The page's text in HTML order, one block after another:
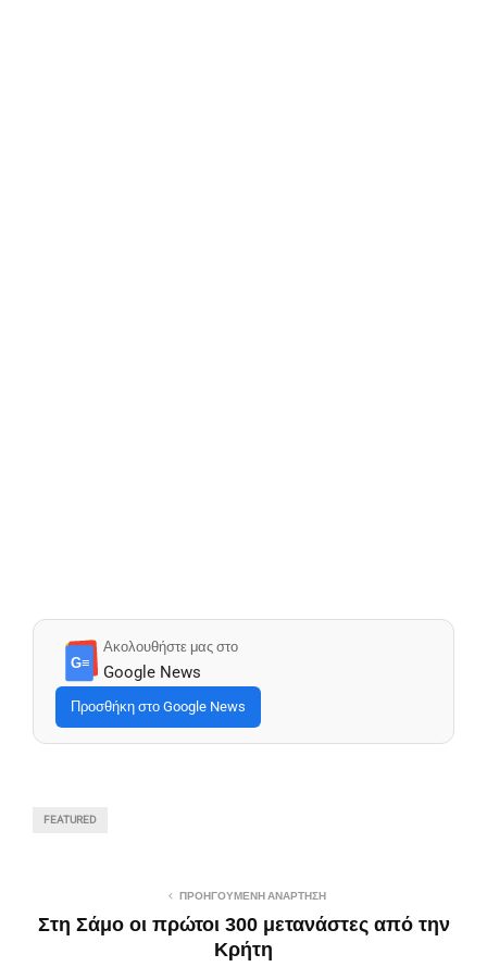
G≡
Ακολουθήστε μας στο
Google News
Προσθήκη στο Google News
FEATURED
ΠΡΟΗΓΟΎΜΕΝΗ ΑΝΆΡΤΗΣΗ
Στη Σάμο οι πρώτοι 300 μετανάστες από την
Κρήτη